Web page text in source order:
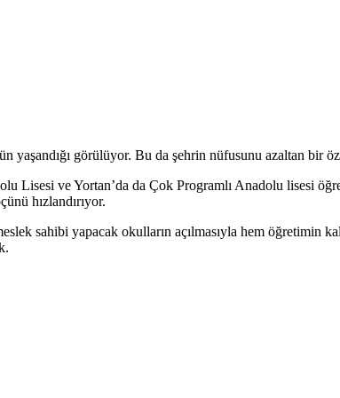
yaşandığı görülüyor. Bu da şehrin nüfusunu azaltan bir
Lisesi ve Yortan’da da Çok Programlı Anadolu lisesi
hızlandırıyor.
sahibi yapacak okulların açılmasıyla hem öğretimin